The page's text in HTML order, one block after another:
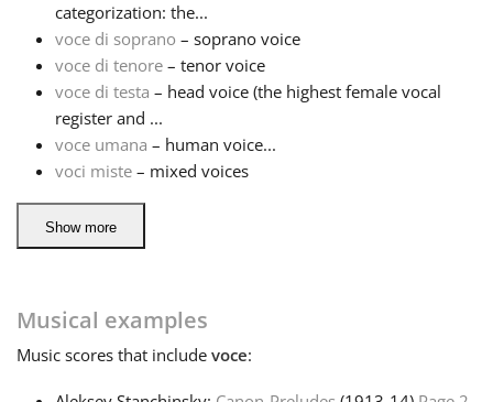
categorization: the...
voce di soprano – soprano voice
voce di tenore – tenor voice
voce di testa – head voice (the highest female vocal
register and ...
voce umana – human voice...
voci miste – mixed voices
Show more
Musical examples
Music scores that include voce: